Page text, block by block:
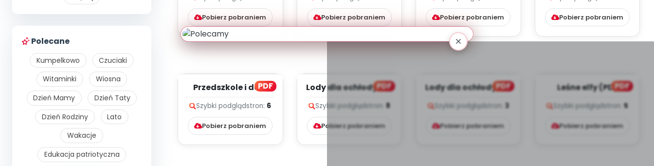
Polecane
Kumpelkowo
Czuciaki
Witaminki
Wiosna
Dzień Mamy
Dzień Taty
Dzień Rodziny
Lato
Wakacje
Edukacja patriotyczna
Pobierz pobraniem Pobierz pobraniem Pobierz pobraniem Pobierz pobraniem
PDF
Przedszkole i dom
Szybki podglądstron: 6
Pobierz pobraniem
PDF
Lody dla ochłody, cz.
Szybki podgląd stron: 8
Pobierz pobraniem
PDF
Lody dla ochłody, cz.
Szybki podgląd stron: 3
Pobierz pobraniem
PDF
Leśne elfy (PD)
Szybki podgląd stron: 5
Pobierz pobraniem